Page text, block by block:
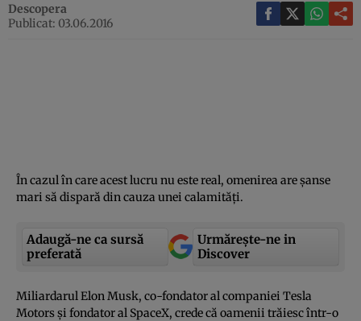
Descopera
Publicat: 03.06.2016
În cazul în care acest lucru nu este real, omenirea are şanse
mari să dispară din cauza unei calamităţi.
Adaugă-ne ca sursă
preferată
Urmărește-ne in
Discover
Miliardarul Elon Musk, co-fondator al companiei Tesla
Motors şi fondator al SpaceX, crede că oamenii trăiesc într-o